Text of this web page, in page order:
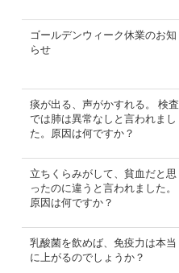
ゴールデンウィーク休業のお知
らせ
痰が出る、声がかすれる。 検査
では肺は異常なしと言われまし
た。原因は何ですか？
立ちくらみがして、貧血だと思
ったのに違うと言われました。
原因は何ですか？
乳酸菌を飲めば、免疫力は本当
に上がるのでしょうか？